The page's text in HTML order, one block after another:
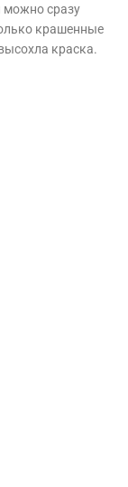
можно сразу
крашенные
краска.